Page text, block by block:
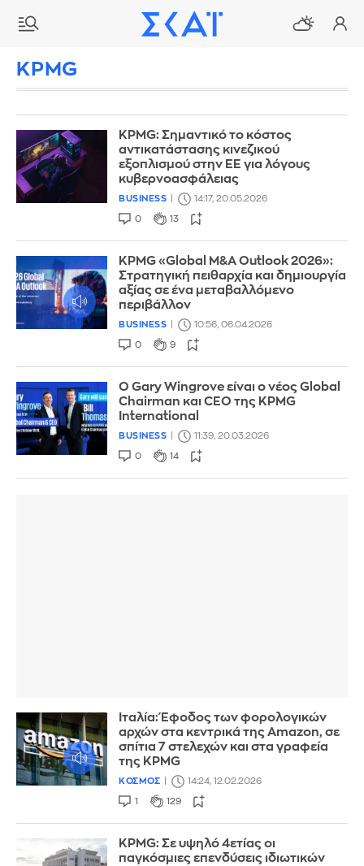
KPMG
KPMG: Σημαντικό το κόστος
αντικατάστασης κινεζικού
εξοπλισμού στην ΕE για λόγους
κυβερνοασφάλειας
BUSINESS 14:17, 20.05.2026
0 13
ΚPMG «Global M&A Outlook 2026»:
Στρατηγική πειθαρχία και δημιουργία
αξίας σε ένα μεταβαλλόμενο
περιβάλλον
BUSINESS 10:56, 06.04.2026
0 9
Ο Gary Wingrove είναι ο νέος Global
Chairman και CEO της KPMG
International
BUSINESS 11:39, 20.03.2026
0 14
Ιταλία: Έφοδος των φορολογικών
αρχών στα κεντρικά της Amazon, σε
σπίτια 7 στελεχών και στα γραφεία
της KPMG
ΚΟΣΜΟΣ 14:24, 12.02.2026
1 129
KPMG: Σε υψηλό 4ετίας οι
παγκόσμιες επενδύσεις ιδιωτικών